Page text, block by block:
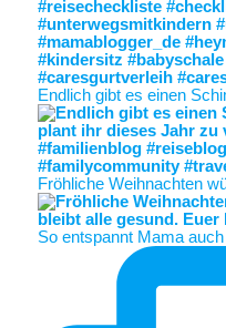
Endlich gibt es einen
Fröhliche Weihnachten
So entspannt Mama